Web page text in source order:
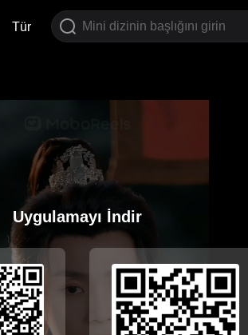
Tür
Uygulamayı İndir